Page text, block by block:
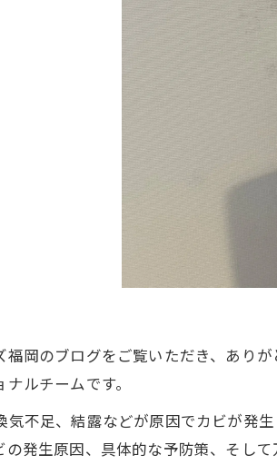
福岡のブログをご覧いただき、あり
ルチームです。
不足、結露などが原因でカビが発
発生原因、具体的な予防策、そし